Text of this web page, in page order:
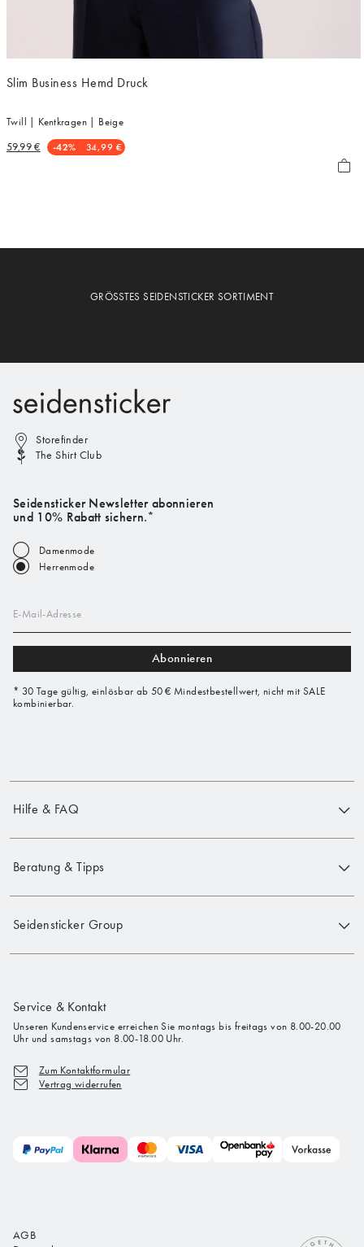
Slim Business Hemd Druck
Twill | Kentkragen | Beige
-42% 34,99 €
59,99 €
GRÖSSTES SEIDENSTICKER SORTIMENT
Storefinder
The Shirt Club
Seidensticker Newsletter abonnieren
und 10% Rabatt sichern.*
Damenmode
Herrenmode
E-Mail-Adresse
Abonnieren
* 30 Tage gültig, einlösbar ab 50 € Mindestbestellwert, nicht mit SALE
kombinierbar.
Hilfe & FAQ
Beratung & Tipps
Seidensticker Group
Service & Kontakt
Unseren Kundenservice erreichen Sie montags bis freitags von 8.00-20.00
Uhr und samstags von 8.00-18.00 Uhr.
Zum Kontaktformular
Vertrag widerrufen
AGB